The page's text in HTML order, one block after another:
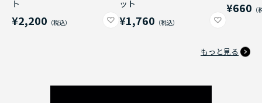
ト
¥2,200
ット
¥1,760
¥660
もっと見る